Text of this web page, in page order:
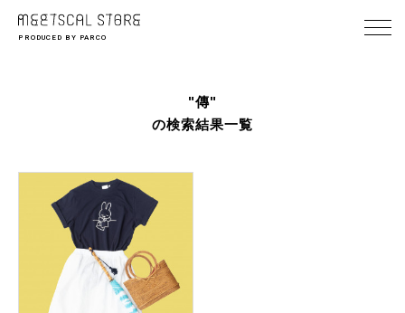
PRODUCED BY PARCO
"傳"
の検索結果一覧